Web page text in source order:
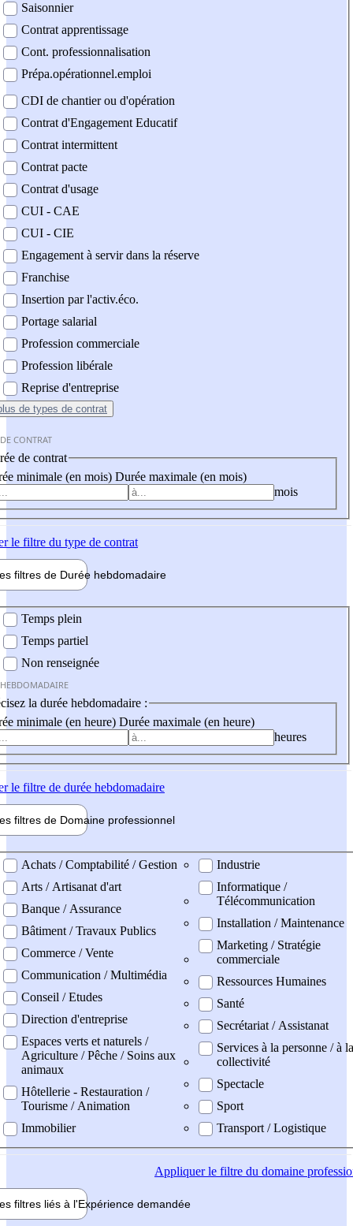
Saisonnier
Contrat apprentissage
Cont. professionnalisation
Prépa.opérationnel.emploi
CDI de chantier ou d'opération
Contrat d'Engagement Educatif
Contrat intermittent
Contrat pacte
Contrat d'usage
CUI - CAE
CUI - CIE
Engagement à servir dans la réserve
Franchise
Insertion par l'activ.éco.
Portage salarial
Profession commerciale
Profession libérale
Reprise d'entreprise
de types de contrat
CONTRAT
de contrat
minimale (en mois) Durée maximale (en mois)
mois
le filtre du type de contrat
filtres de Durée hebdomadaire
Temps plein
Temps partiel
Non renseignée
la durée hebdomadaire :
minimale (en heure) Durée maximale (en heure)
heures
le filtre de durée hebdomadaire
filtres de Domaine professionnel
professionel
Achats / Comptabilité / Gestion
Arts / Artisanat d'art
Banque / Assurance
Bâtiment / Travaux Publics
Commerce / Vente
Communication / Multimédia
Conseil / Etudes
Direction d'entreprise
Espaces verts et naturels /
Agriculture / Pêche / Soins aux
animaux
Hôtellerie - Restauration /
Tourisme / Animation
Immobilier
Industrie
Informatique /
Télécommunication
Installation / Maintenance
Marketing / Stratégie
commerciale
Ressources Humaines
Santé
Secrétariat / Assistanat
Services à la personne / à la
collectivité
Spectacle
Sport
Transport / Logistique
Appliquerle filtre du domaine
filtres liés à l'Expérience demandée